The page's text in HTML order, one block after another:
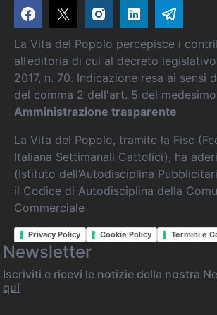
La Vita del Popolo percepisce i
all’editoria di cui al decreto
2017, n. 70. Indicazione resa ai sensi
del comma 2 dell'art. 5 del
Amministrazione trasparente
La Vita del Popolo, tramite la Fisc
Italiana Settimanali Cattolici), ha
(Istituto dell’Autodisciplina
il Codice di Autodisciplina della
Commerciale
Privacy Policy Cookie Policy Termini e
Newsletter
Iscriviti e ricevi le notizie della nostra
qui